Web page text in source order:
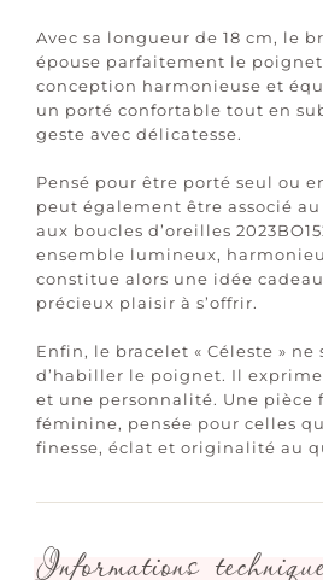
Avec sa longueur de 18 cm, le
épouse parfaitement le poignet
conception harmonieuse et
un porté confortable tout en
geste avec délicatesse.
Pensé pour être porté seul ou
peut également être associé au
aux boucles d’oreilles
ensemble lumineux,
constitue alors une idée
précieux plaisir à s’offrir.
Enfin, le bracelet « Céleste » ne
d’habiller le poignet. Il
et une personnalité. Une pièce
féminine, pensée pour celles
finesse, éclat et originalité au
Informations